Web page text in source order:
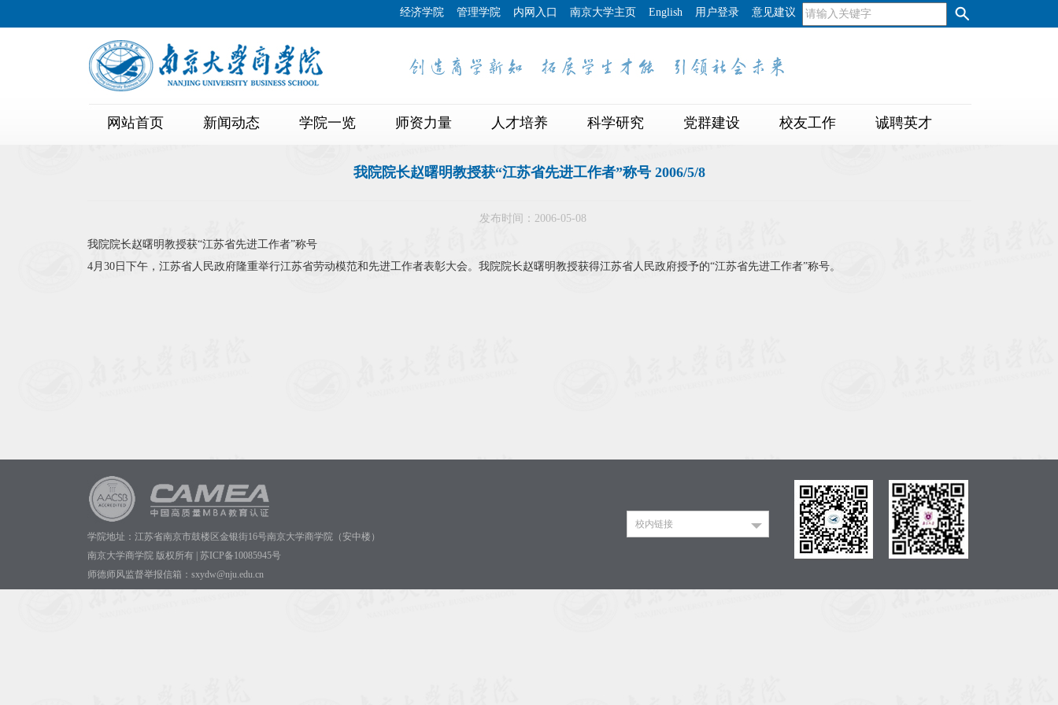
经济学院 管理学院 内网入口 南京大学主页 English 用户登录 意见建议
网站首页 新闻动态 学院一览 师资力量 人才培养 科学研究 党群建设 校友工作 诚聘英才
我院院长赵曙明教授获“江苏省先进工作者”称号 2006/5/8
发布时间：2006-05-08
我院院长赵曙明教授获“江苏省先进工作者”称号
4月30日下午，江苏省人民政府隆重举行江苏省劳动模范和先进工作者表彰大会。我院院长赵曙明教授获得江苏省人民政府授予的“江苏省先进工作者”称号。
学院地址：江苏省南京市鼓楼区金银街16号南京大学商学院（安中楼）
南京大学商学院 版权所有 | 苏ICP备10085945号
师德师风监督举报信箱：sxydw@nju.edu.cn
校内链接